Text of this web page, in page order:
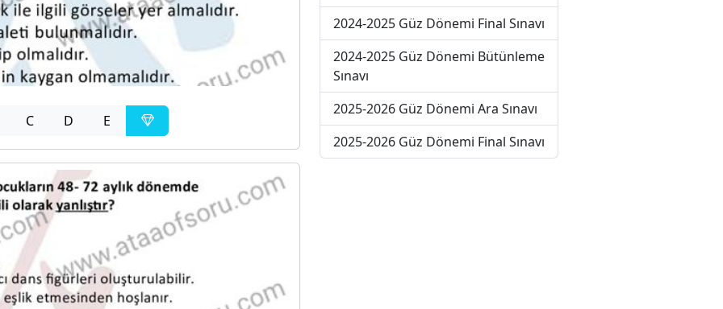
C D E
2024-2025 Güz Dönemi Final Sınavı
2024-2025 Güz Dönemi Bütünleme
Sınavı
2025-2026 Güz Dönemi Ara Sınavı
2025-2026 Güz Dönemi Final Sınavı